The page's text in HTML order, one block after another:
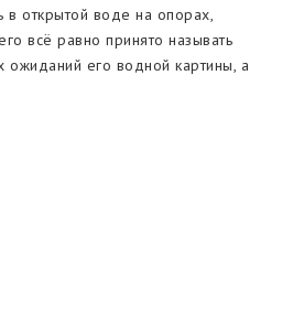
в открытой воде на опорах,
всё равно принято называть
ожиданий его водной картины, а